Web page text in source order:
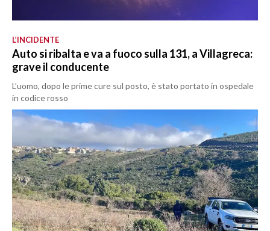
L’INCIDENTE
Auto si ribalta e va a fuoco sulla 131, a Villagreca:
grave il conducente
L’uomo, dopo le prime cure sul posto, è stato portato in ospedale
in codice rosso